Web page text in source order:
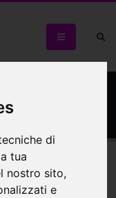
di
tua
nostro sito,
e